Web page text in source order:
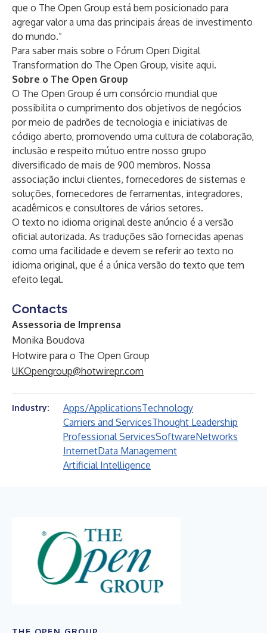
que o The Open Group está bem posicionado para
agregar valor a uma das principais áreas de investimento
do mundo.”
Para saber mais sobre o Fórum Open Digital
Transformation do The Open Group, visite aqui.
Sobre o The Open Group
O The Open Group é um consórcio mundial que
possibilita o cumprimento dos objetivos de negócios
por meio de padrões de tecnologia e iniciativas de
código aberto, promovendo uma cultura de colaboração,
inclusão e respeito mútuo entre nosso grupo
diversificado de mais de 900 membros. Nossa
associação inclui clientes, fornecedores de sistemas e
soluções, fornecedores de ferramentas, integradores,
acadêmicos e consultores de vários setores.
O texto no idioma original deste anúncio é a versão
oficial autorizada. As traduções são fornecidas apenas
como uma facilidade e devem se referir ao texto no
idioma original, que é a única versão do texto que tem
efeito legal.
Contacts
Assessoria de Imprensa
Monika Boudova
Hotwire para o The Open Group
UKOpengroup@hotwirepr.com
Industry: Apps/ApplicationsTechnology
Carriers and ServicesThought Leadership
Professional ServicesSoftwareNetworks
InternetData Management
Artificial Intelligence